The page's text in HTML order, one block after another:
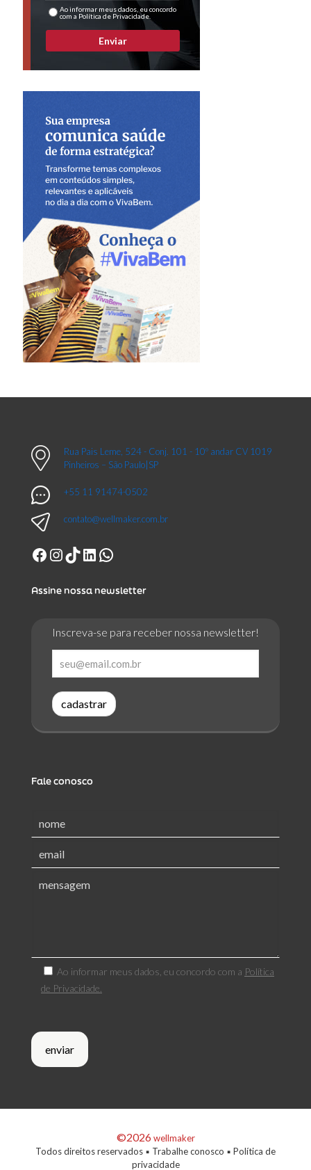
Ao informar meus dados, eu concordo
com a Política de Privacidade.
Enviar
Rua Pais Leme, 524 - Conj. 101 - 10º andar CV 1019
Pinheiros – São Paulo|SP
+55 11 91474-0502
contato@wellmaker.com.br
Facebook
Instagram
TikTok
LinkedIn
WhatsApp
Assine nossa newsletter
Inscreva-se para receber nossa newsletter!
cadastrar
Fale conosco
Ao informar meus dados, eu concordo com a Política
de Privacidade.
©2026wellmaker
Todos direitos reservados ▪ Trabalhe conosco ▪ Política de
privacidade